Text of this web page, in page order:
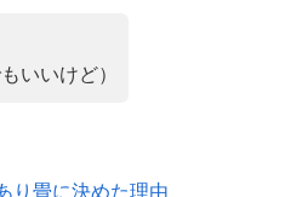
いいけど）
り畳に決めた理由